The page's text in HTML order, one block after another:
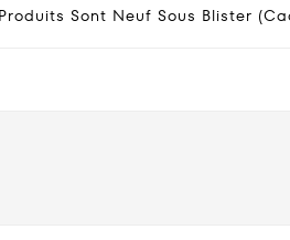
Sont Neuf Sous Blister